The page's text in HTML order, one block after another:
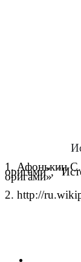
1. Афонькин
оригами",
оригами»
2. http://